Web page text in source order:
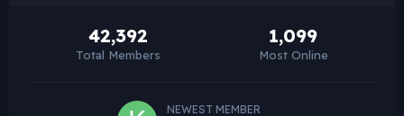
42,392
Total Members
1,099
Most Online
NEWEST MEMBER